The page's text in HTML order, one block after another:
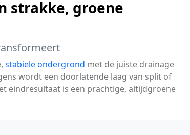
strakke, groene
stabiele ondergrond met de juiste drainage
wordt een doorlatende laag van split of
eindresultaat is een prachtige, altijdgroene